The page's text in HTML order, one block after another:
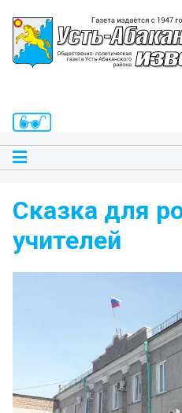
Сказка для
учителей